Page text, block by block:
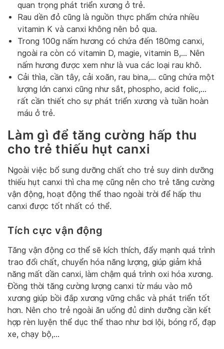
quan trọng phát triển xương ở trẻ.
Rau dền đỏ cũng là nguồn thực phẩm chứa nhiều
vitamin K và canxi không nên bỏ qua.
Trong 100g nấm hương có chứa đến 180mg canxi,
ngoài ra còn có vitamin D, magie, vitamin B,… Nên
nấm hương được xem như là vua các loại rau khô.
Cải thìa, cần tây, cải xoăn, rau bina,… cũng chứa một
lượng lớn canxi cũng như sắt, phospho, acid folic,…
rất cần thiết cho sự phát triển xương và tuần hoàn
máu ở trẻ.
Làm gì để tăng cường hấp thu
cho trẻ thiếu hụt canxi
Ngoài việc bổ sung dưỡng chất cho trẻ suy dinh dưỡng
thiếu hụt canxi thì cha mẹ cũng nên cho trẻ tăng cường
vận động, hoạt động thể thao ngoài trời để hấp thu
canxi được tốt nhất có thể.
Tích cực vận động
Tăng vận động cơ thể sẽ kích thích, đẩy mạnh quá trình
trao đổi chất, chuyển hóa năng lượng, giúp giảm khả
năng mất dần canxi, làm chậm quá trình oxi hóa xương.
Đồng thời tăng cường lượng canxi từ máu vào mô
xương giúp bồi đắp xương vững chắc và phát triển tốt
hơn. Nên cho trẻ ngoài ăn uống đủ dinh dưỡng cần kết
hợp rèn luyện thể dục thể thao như bơi lội, bóng rổ, đạp
xe, chạy bộ,…